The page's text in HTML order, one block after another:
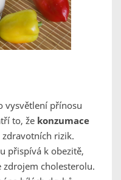
vysvětlení přínosu
to, že konzumace
zdravotních rizik.
přispívá k obezitě,
cholesterolu.